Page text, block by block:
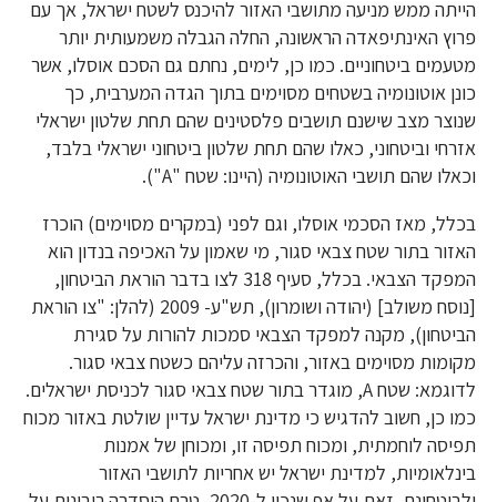
הייתה ממש מניעה מתושבי האזור להיכנס לשטח ישראל, אך עם
פרוץ האינתיפאדה הראשונה, החלה הגבלה משמעותית יותר
מטעמים ביטחוניים. כמו כן, לימים, נחתם גם הסכם אוסלו, אשר
כונן אוטונומיה בשטחים מסוימים בתוך הגדה המערבית, כך
שנוצר מצב שישנם תושבים פלסטינים שהם תחת שלטון ישראלי
אזרחי וביטחוני, כאלו שהם תחת שלטון ביטחוני ישראלי בלבד,
וכאלו שהם תושבי האוטונומיה (היינו: שטח "A").
בכלל, מאז הסכמי אוסלו, וגם לפני (במקרים מסוימים) הוכרז
האזור בתור שטח צבאי סגור, מי שאמון על האכיפה בנדון הוא
המפקד הצבאי. בכלל, סעיף 318 לצו בדבר הוראת הביטחון,
[נוסח משולב] (יהודה ושומרון), תש"ע- 2009 (להלן: "צו הוראת
הביטחון), מקנה למפקד הצבאי סמכות להורות על סגירת
מקומות מסוימים באזור, והכרזה עליהם כשטח צבאי סגור.
לדוגמא: שטח A, מוגדר בתור שטח צבאי סגור לכניסת ישראלים.
כמו כן, חשוב להדגיש כי מדינת ישראל עדיין שולטת באזור מכוח
תפיסה לוחמתית, ומכוח תפיסה זו, ומכוחן של אמנות
בינלאומיות, למדינת ישראל יש אחריות לתושבי האזור